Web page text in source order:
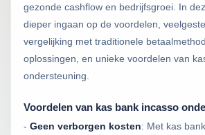
gezonde cashflow en bedrijfsgroei. In
dieper ingaan op de voordelen,
vergelijking met traditionele
oplossingen, en unieke voordelen van
ondersteuning.
Voordelen van kas bank incasso
- Geen verborgen kosten: Met kas